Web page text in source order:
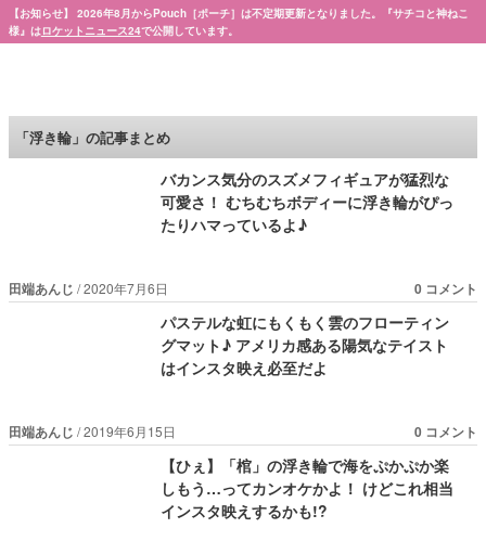
【お知らせ】 2026年8月からPouch［ポーチ］は不定期更新となりました。『サチコと神ねこ
様』はロケットニュース24で公開しています。
「浮き輪」の記事まとめ
バカンス気分のスズメフィギュアが猛烈な
可愛さ！ むちむちボディーに浮き輪がぴっ
たりハマっているよ♪
田端あんじ 2020年7月6日 0 コメント
パステルな虹にもくもく雲のフローティン
グマット♪ アメリカ感ある陽気なテイスト
はインスタ映え必至だよ
田端あんじ 2019年6月15日 0 コメント
【ひぇ】「棺」の浮き輪で海をぷかぷか楽
しもう…ってカンオケかよ！ けどこれ相当
インスタ映えするかも!?